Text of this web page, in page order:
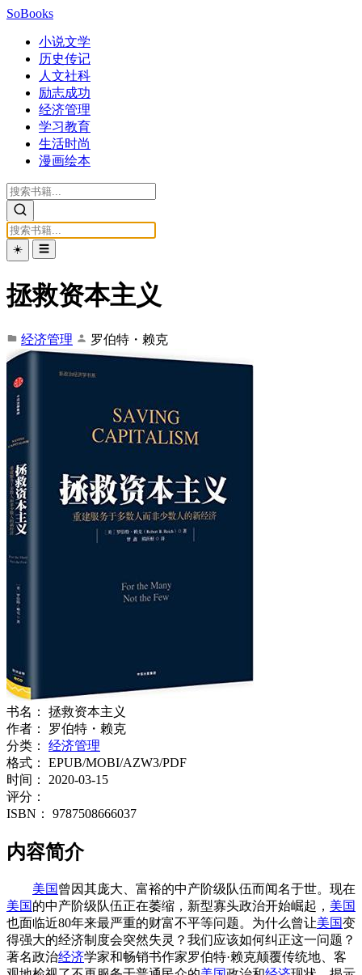
SoBooks
小说文学
历史传记
人文社科
励志成功
经济管理
学习教育
生活时尚
漫画绘本
☀️ ☰
拯救资本主义
经济管理 罗伯特・赖克
书名：
拯救资本主义
作者：
罗伯特・赖克
分类：
经济管理
格式：
EPUB/MOBI/AZW3/PDF
时间：
2020-03-15
评分：
ISBN：
9787508666037
内容简介
美国曾因其庞大、富裕的中产阶级队伍而闻名于世。现在
美国的中产阶级队伍正在萎缩，新型寡头政治开始崛起， 美国
也面临近80年来最严重的财富不平等问题。为什么曾让美国变
得强大的经济制度会突然失灵？我们应该如何纠正这一问题？
著名政治经济学家和畅销书作家罗伯特·赖克颠覆传统地、客